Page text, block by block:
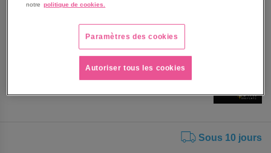
Durable: meilleure résistance aux intempéries.
Voir le descriptif complet
Sous 10 jours
notre politique de cookies.
Paramètres des cookies
Autoriser tous les cookies